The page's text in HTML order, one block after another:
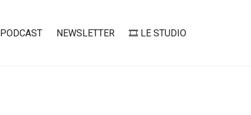
PODCAST NEWSLETTER 🎞️ LE STUDIO